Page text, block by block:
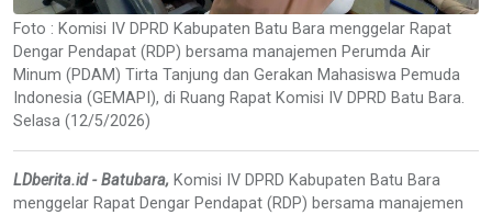
Foto : Komisi IV DPRD Kabupaten Batu Bara menggelar Rapat
Dengar Pendapat (RDP) bersama manajemen Perumda Air
Minum (PDAM) Tirta Tanjung dan Gerakan Mahasiswa Pemuda
Indonesia (GEMAPI), di Ruang Rapat Komisi IV DPRD Batu Bara.
Selasa (12/5/2026)
LDberita.id - Batubara, Komisi IV DPRD Kabupaten Batu Bara
menggelar Rapat Dengar Pendapat (RDP) bersama manajemen